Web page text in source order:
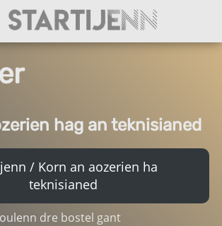
hag an teknisianed
/ Korn an aozerien ha
teknisianed
dre bostel gant